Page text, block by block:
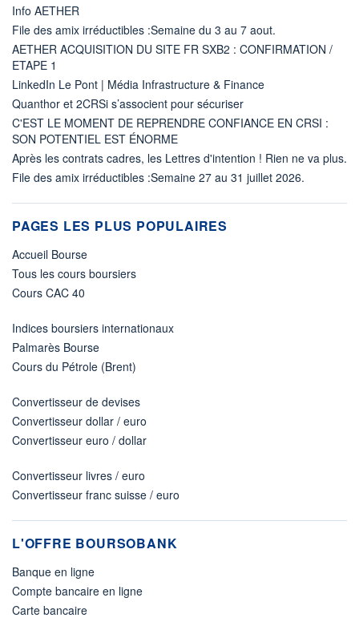
Info AETHER
File des amix irréductibles :Semaine du 3 au 7 aout.
AETHER ACQUISITION DU SITE FR SXB2 : CONFIRMATION /
ETAPE 1
LinkedIn Le Pont | Média Infrastructure & Finance
Quanthor et 2CRSi s’associent pour sécuriser
C'EST LE MOMENT DE REPRENDRE CONFIANCE EN CRSI :
SON POTENTIEL EST ÉNORME
Après les contrats cadres, les Lettres d'intention ! Rien ne va plus.
File des amix irréductibles :Semaine 27 au 31 juillet 2026.
PAGES LES PLUS POPULAIRES
Accueil Bourse
Tous les cours boursiers
Cours CAC 40
Indices boursiers internationaux
Palmarès Bourse
Cours du Pétrole (Brent)
Convertisseur de devises
Convertisseur dollar / euro
Convertisseur euro / dollar
Convertisseur livres / euro
Convertisseur franc suisse / euro
L'OFFRE BOURSOBANK
Banque en ligne
Compte bancaire en ligne
Carte bancaire